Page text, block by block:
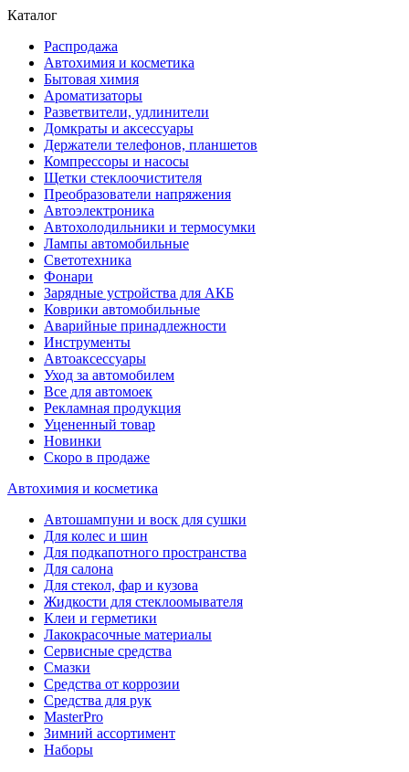
Каталог
Распродажа
Автохимия и косметика
Бытовая химия
Ароматизаторы
Разветвители, удлинители
Домкраты и аксессуары
Держатели телефонов, планшетов
Компрессоры и насосы
Щетки стеклоочистителя
Преобразователи напряжения
Автоэлектроника
Автохолодильники и термосумки
Лампы автомобильные
Светотехника
Фонари
Зарядные устройства для АКБ
Коврики автомобильные
Аварийные принадлежности
Инструменты
Автоаксессуары
Уход за автомобилем
Все для автомоек
Рекламная продукция
Уцененный товар
Новинки
Скоро в продаже
Автохимия и косметика
Автошампуни и воск для сушки
Для колес и шин
Для подкапотного пространства
Для салона
Для стекол, фар и кузова
Жидкости для стеклоомывателя
Клеи и герметики
Лакокрасочные материалы
Сервисные средства
Смазки
Средства от коррозии
Средства для рук
MasterPro
Зимний ассортимент
Наборы